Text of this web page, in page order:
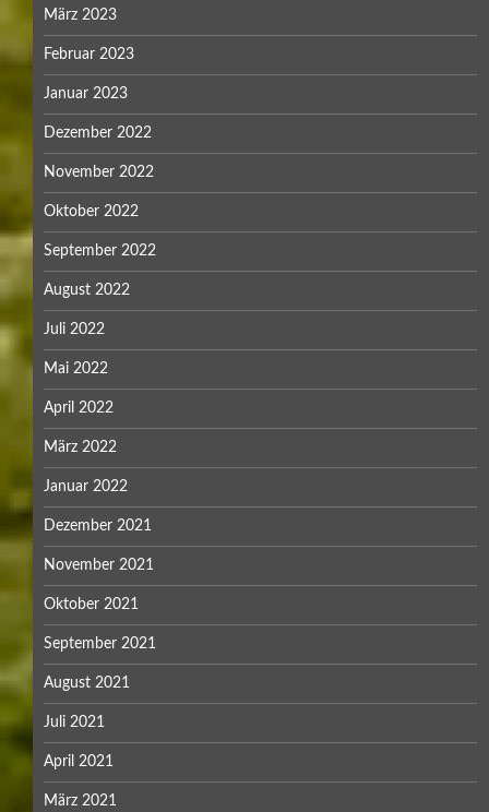
März 2023
Februar 2023
Januar 2023
Dezember 2022
November 2022
Oktober 2022
September 2022
August 2022
Juli 2022
Mai 2022
April 2022
März 2022
Januar 2022
Dezember 2021
November 2021
Oktober 2021
September 2021
August 2021
Juli 2021
April 2021
März 2021